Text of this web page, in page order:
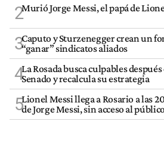
2Murió Jorge Messi, el papá de
3Caputo y Sturzenegger crean un
“ganar” sindicatos aliados
4La Rosada busca culpables
Senado y recalcula su estrategia
5Lionel Messi llega a Rosario a las
de Jorge Messi, sin acceso al